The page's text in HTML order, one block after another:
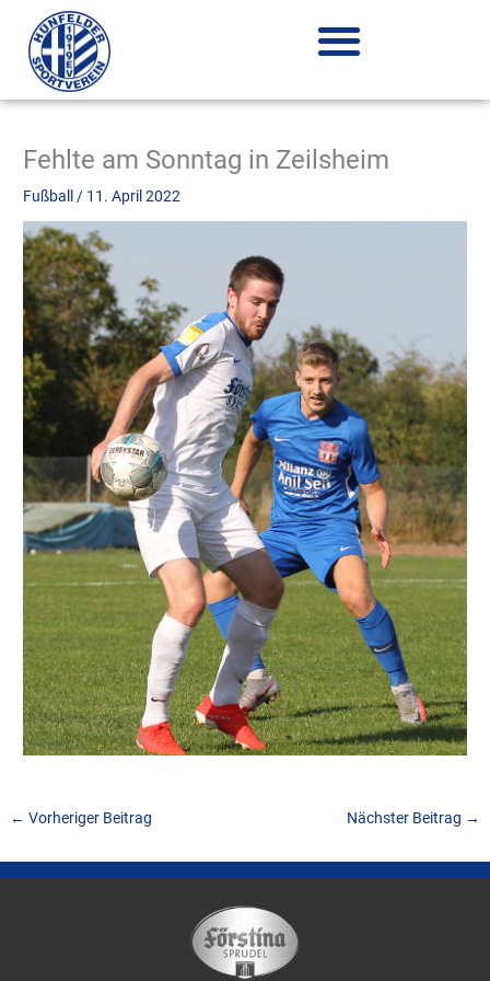
Inhalt
springen
Fehlte am Sonntag in Zeilsheim
Fußball / 11. April 2022
← Vorheriger Beitrag Nächster Beitrag →